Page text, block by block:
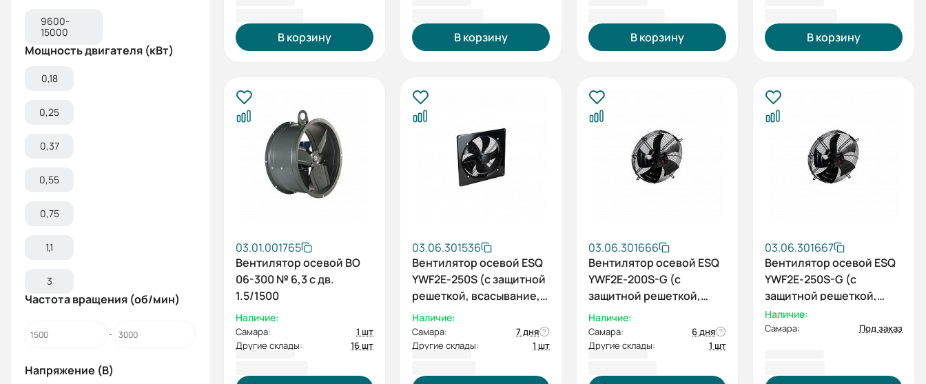
9600-
15000
Мощность двигателя (кВт)
0,18
0,25
0,37
0,55
0,75
1,1
3
Частота вращения (об/мин)
Напряжение (В)
В корзину В корзину В корзину В корзину
03.01.001765
Вентилятор осевой ВО
06-300 № 6,3 с дв.
1.5/1500
Наличие:
Самара:
1 шт
Другие склады:
16 шт
03.06.301536
Вентилятор осевой ESQ
YWF2E-250S (с защитной
решеткой, всасывание,
220В)
Наличие:
Самара:
7 дня
Другие склады:
1 шт
03.06.301666
Вентилятор осевой ESQ
YWF2E-200S-G (с
защитной решеткой,
всасывание, 220В)
Наличие:
Самара:
6 дня
Другие склады:
1 шт
03.06.301667
Вентилятор осевой ESQ
YWF2E-250S-G (с
защитной решеткой,
всасывание, 220В)
Наличие:
Самара: Под заказ